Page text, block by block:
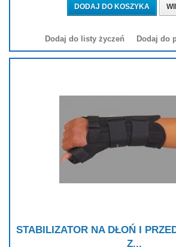
DODAJ DO KOSZYKA
Dodaj do listy życzeń Dodaj do
STABILIZATOR NA DŁOŃ I
Z...